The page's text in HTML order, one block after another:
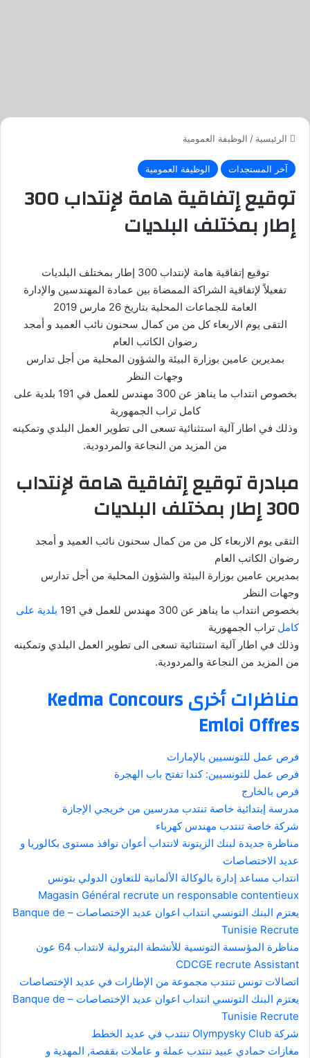
الرئيسية / الوظيفة العمومية
آخر المستجدات الوظيفة العمومية
توقيع إتفاقية هامة لإنتداب 300
إطار بمختلف البلديات
توقيع إتفاقية هامة لإنتداب 300 إطار بمختلف البلديات
تفعيلاً لإتفاقية الشراكة الممضاة بين عمادة المهندسين والإدارة
العامة للجماعات المحلية بتاريخ 26 مارس 2019
التقى يوم الاربعاء كل من من كمال سحنون نائب العميد و أمجد
رضوان الكاتب العام
بمديرين عامين بوزارة البيئة والشؤون المحلية من أجل تدارس
وجهات النظر
بخصوص انتداب ما يناهز عن 300 مهندس للعمل في 191 بلدية على
كامل تراب الجمهورية
وذلك في اطار آلية استثنائية تسعى الى تطوير العمل البلدي وتمكينه
من المزيد من النجاعة والمردودية.
مبادرة توقيع إتفاقية هامة لإنتداب
300 إطار بمختلف البلديات
التقى يوم الاربعاء كل من من كمال سحنون نائب العميد و أمجد
رضوان الكاتب العام
بمديرين عامين بوزارة البيئة والشؤون المحلية من أجل تدارس
وجهات النظر
بخصوص انتداب ما يناهز عن 300 مهندس للعمل في 191
بلدية على
كامل تراب الجمهورية
وذلك في اطار آلية استثنائية تسعى الى تطوير العمل البلدي وتمكينه
من المزيد من النجاعة والمردودية.
مناظرات أخرى Kedma Concours
Emloi Offres
فرص عمل للتونسيين بالإمارات
فرص عمل للتونسيين: كندا تفتح باب الهجرة
فرص بالخارج
مدرسة إبتدائية خاصة تنتدب مدرسين من خريجي الإجازة
شركة خاصة تنتدب مهندس كهرباء
مناظرة جديدة لبنك الزيتونة لانتداب أعوان نوافذ مستوى بكالوريا و
عديد الاختصاصات
انتداب مساعد إدارة بالوكالة الألمانية للتعاون الدولي بتونس
Magasin Général recrute un responsable contentieux
يعتزم البنك التونسي انتداب اعوان عديد الإختصاصات – Banque de
Tunisie Recrute
مناظرة المؤسسة التونسية للأنشطة البترولية لانتداب 64 عون
CDCGE recrute Assistant
اتصالات تونس تنتدب مجموعة من الإطارات في عديد الإختصاصات
يعتزم البنك التونسي انتداب اعوان عديد الإختصاصات – Banque de
Tunisie Recrute
شركة Olympysky Club تنتدب في عديد الخطط
مغازات حمادي عبيد تنتدب عملة و عاملات بقفصة, المهدية و